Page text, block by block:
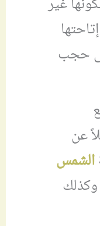
حجب
عن
الشمس
100 % وكذلك